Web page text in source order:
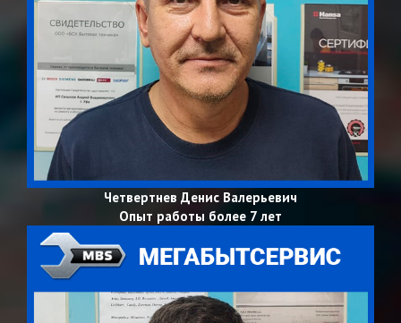
Четвертнев Денис Валерьевич
Опыт работы более 7 лет